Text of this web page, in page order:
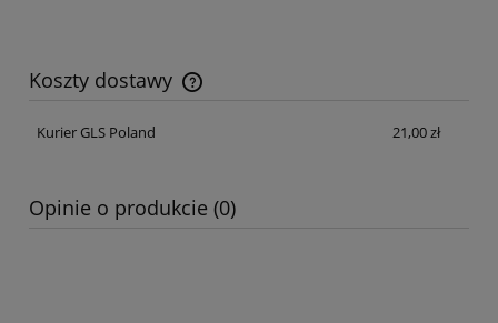
Koszty dostawy
Cena nie zawiera ewentualnych kosztów płatności
Kurier GLS Poland
21,00 zł
Opinie o produkcie (0)